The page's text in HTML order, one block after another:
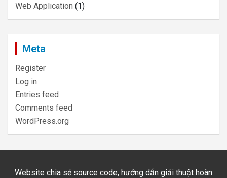
Web Application (1)
Meta
Register
Log in
Entries feed
Comments feed
WordPress.org
Website chia sẻ source code, hướng dẫn giải thuật hoàn